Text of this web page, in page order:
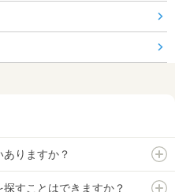
りますか？
すことはできますか？